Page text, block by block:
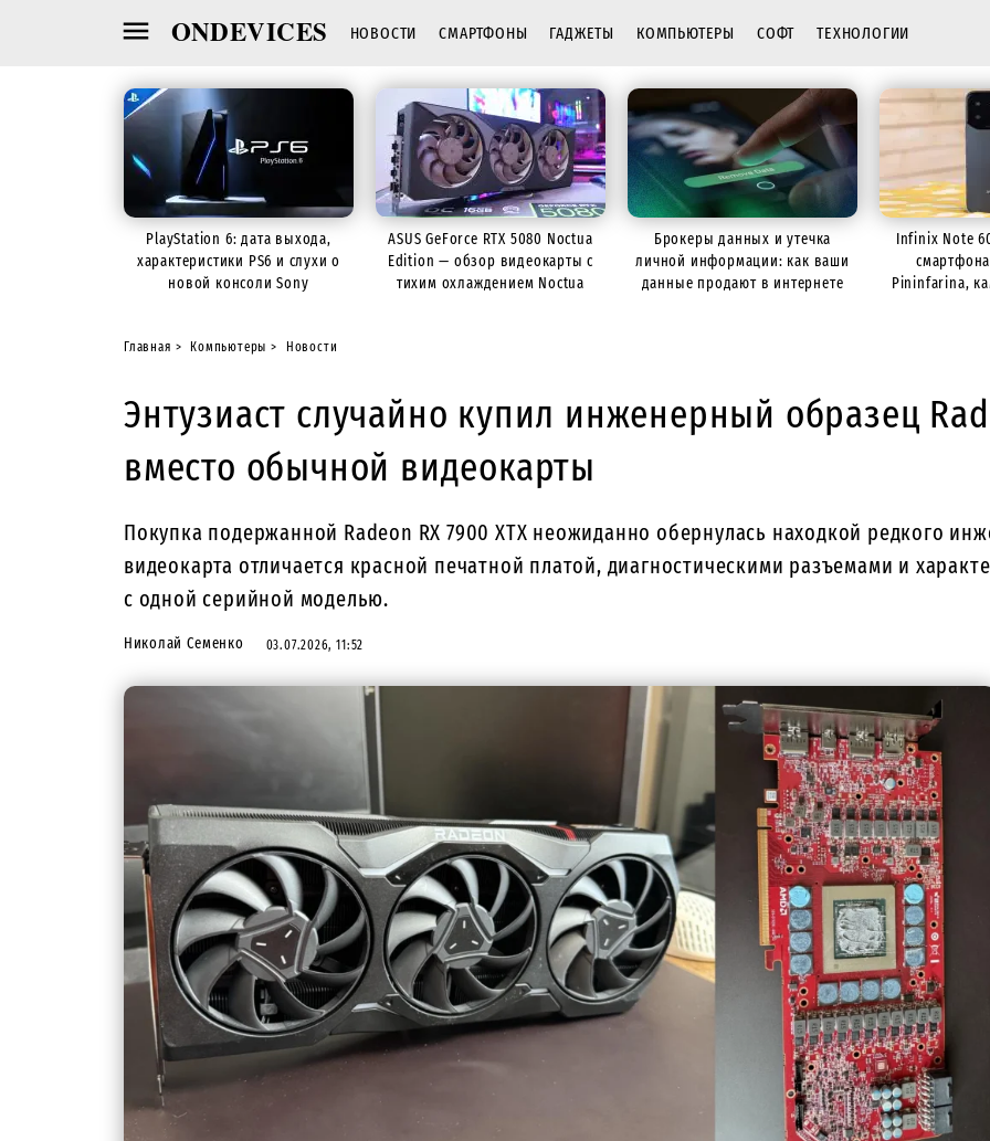
ONDEVICES НОВОСТИ СМАРТФОНЫ ГАДЖЕТЫ КОМПЬЮТЕРЫ СОФТ ТЕХНОЛОГИИ
PlayStation 6: дата выхода,
характеристики PS6 и слухи о
новой консоли Sony
ASUS GeForce RTX 5080 Noctua
Edition — обзор видеокарты с
тихим охлаждением Noctua
Брокеры данных и утечка
личной информации: как ваши
данные продают в интернете
Infinix Note
Pininfarina,
Главная Компьютеры Новости
Энтузиаст случайно купил инженерный образец
вместо обычной видеокарты
Покупка подержанной Radeon RX 7900 XTX неожиданно обернулась находкой редкого
видеокарта отличается красной печатной платой, диагностическими разъемами и
с одной серийной моделью.
Николай Семенко 03.07.2026, 11:52